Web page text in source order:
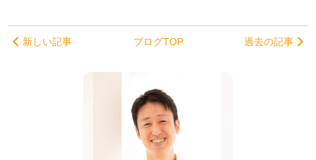
新しい記事 ブログTOP 過去の記事